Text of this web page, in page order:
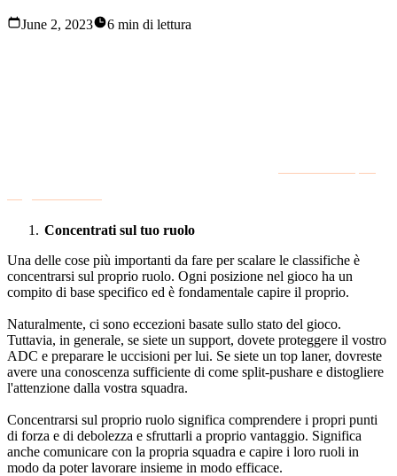
June 2, 2023 6 min di lettura
Concentrati sul tuo ruolo
Una delle cose più importanti da fare per scalare le classifiche è
concentrarsi sul proprio ruolo. Ogni posizione nel gioco ha un
compito di base specifico ed è fondamentale capire il proprio.
Naturalmente, ci sono eccezioni basate sullo stato del gioco.
Tuttavia, in generale, se siete un support, dovete proteggere il vostro
ADC e preparare le uccisioni per lui. Se siete un top laner, dovreste
avere una conoscenza sufficiente di come split-pushare e distogliere
l'attenzione dalla vostra squadra.
Concentrarsi sul proprio ruolo significa comprendere i propri punti
di forza e di debolezza e sfruttarli a proprio vantaggio. Significa
anche comunicare con la propria squadra e capire i loro ruoli in
modo da poter lavorare insieme in modo efficace.